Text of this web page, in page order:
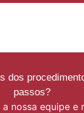
dos
passos?
nossa equipe e